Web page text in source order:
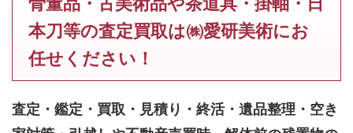
本刀等の査定買取は㈱愛研美術にお
任せください！
査定・鑑定・買取・見積り・終活・遺品整理・空き